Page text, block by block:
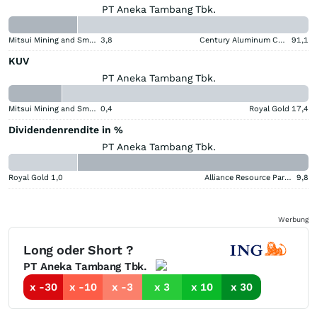
PT Aneka Tambang Tbk.
Mitsui Mining and Smelting Company 3,8 Century Aluminum Company 91,1
KUV
PT Aneka Tambang Tbk.
Mitsui Mining and Smelting Company 0,4 Royal Gold 17,4
Dividendenrendite in %
PT Aneka Tambang Tbk.
Royal Gold 1,0 Alliance Resource Partners 9,8
Werbung
Long oder Short ?
PT Aneka Tambang Tbk.
x -30
x -10 x -3 x 3 x 10 x 30